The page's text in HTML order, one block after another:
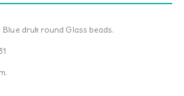
druk round Glass beads.